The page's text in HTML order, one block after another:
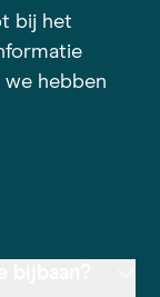
bij het
hebben